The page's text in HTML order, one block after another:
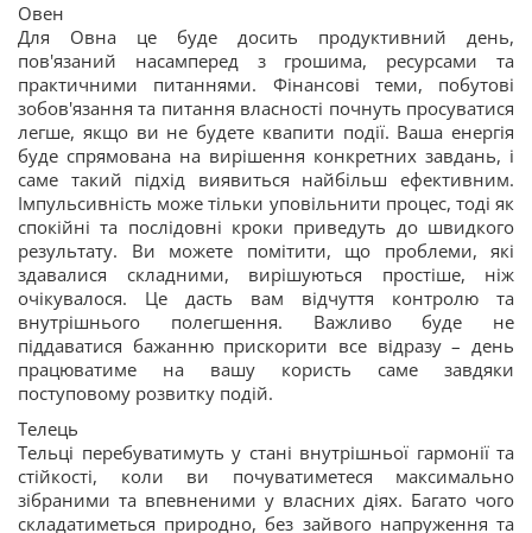
Овен
Для Овна це буде досить продуктивний день,
пов'язаний насамперед з грошима, ресурсами та
практичними питаннями. Фінансові теми, побутові
зобов'язання та питання власності почнуть просуватися
легше, якщо ви не будете квапити події. Ваша енергія
буде спрямована на вирішення конкретних завдань, і
саме такий підхід виявиться найбільш ефективним.
Імпульсивність може тільки уповільнити процес, тоді як
спокійні та послідовні кроки приведуть до швидкого
результату. Ви можете помітити, що проблеми, які
здавалися складними, вирішуються простіше, ніж
очікувалося. Це дасть вам відчуття контролю та
внутрішнього полегшення. Важливо буде не
піддаватися бажанню прискорити все відразу – день
працюватиме на вашу користь саме завдяки
поступовому розвитку подій.
Телець
Тельці перебуватимуть у стані внутрішньої гармонії та
стійкості, коли ви почуватиметеся максимально
зібраними та впевненими у власних діях. Багато чого
складатиметься природно, без зайвого напруження та